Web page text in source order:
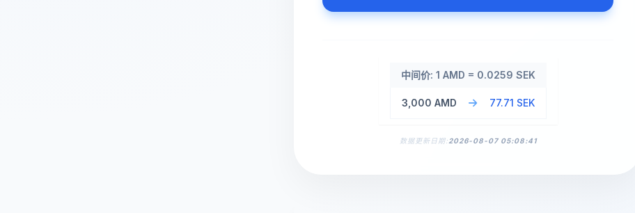
中间价: 1 AMD = 0.0259 SEK
3,000 AMD 77.71 SEK
数据更新日期:2026-08-07 05:08:41